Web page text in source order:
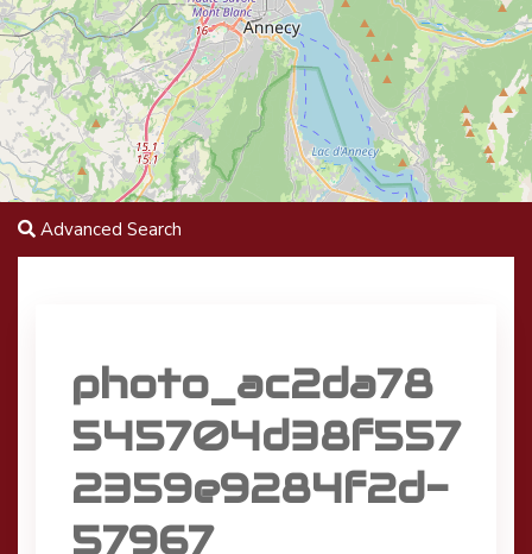
Advanced Search
photo_ac2da78
545704d38f557
2359e9284f2d-
57967